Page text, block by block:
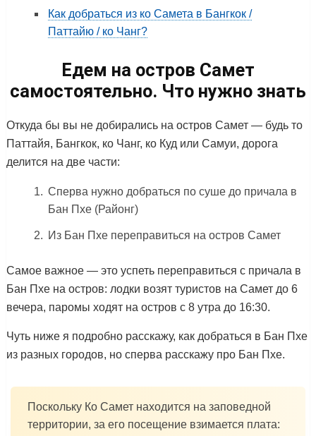
Как добраться из ко Самета в Бангкок /
Паттайю / ко Чанг?
Едем на остров Самет
самостоятельно. Что нужно знать
Откуда бы вы не добирались на остров Самет — будь то
Паттайя, Бангкок, ко Чанг, ко Куд или Самуи, дорога
делится на две части:
Сперва нужно добраться по суше до причала в
Бан Пхе (Районг)
Из Бан Пхе переправиться на остров Самет
Самое важное — это успеть переправиться с причала в
Бан Пхе на остров: лодки возят туристов на Самет до 6
вечера, паромы ходят на остров с 8 утра до 16:30.
Чуть ниже я подробно расскажу, как добраться в Бан Пхе
из разных городов, но сперва расскажу про Бан Пхе.
Поскольку Ко Самет находится на заповедной
территории, за его посещение взимается плата: